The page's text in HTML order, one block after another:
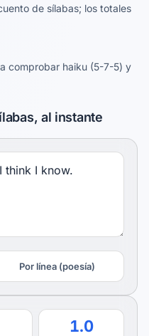
de sílabas; los totales
comprobar haiku (5-7-5) y
al instante
Por línea (poesía)
1.0